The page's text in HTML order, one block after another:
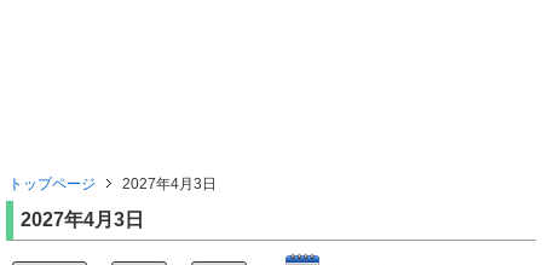
トップページ 2027年4月3日
2027年4月3日